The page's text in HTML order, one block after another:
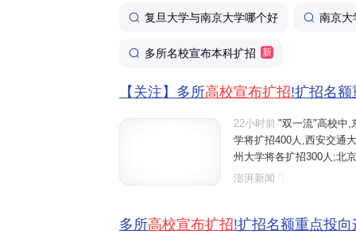
复旦大学与南京大学哪个好 南京大
多所名校宣布本科扩招 新
【关注】多所高校宣布扩招!扩招名
22小时前 "双一流"高校中,
学将扩招400人,西安交通
州大学将各扩招300人;北
南理工大学全国招生总规
澎湃新闻
多所高校宣布扩招!扩招名额重点投